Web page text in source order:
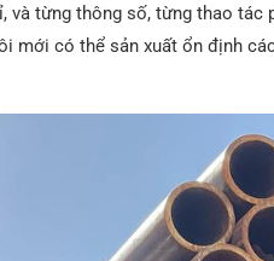
từng thông số, từng thao tác
mới có thể sản xuất ổn định